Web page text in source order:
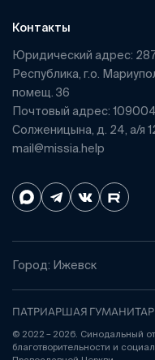
Контакты
Юридический адрес:
Республика, г.о.
помещ. 36
Почтовый адрес:
Солженицына, д. 24, а/я
mail@missia.help
Город: Ижевск
ПАТРИАРШАЯ
© 2022 – 2026. Синодальный
благотворительности и